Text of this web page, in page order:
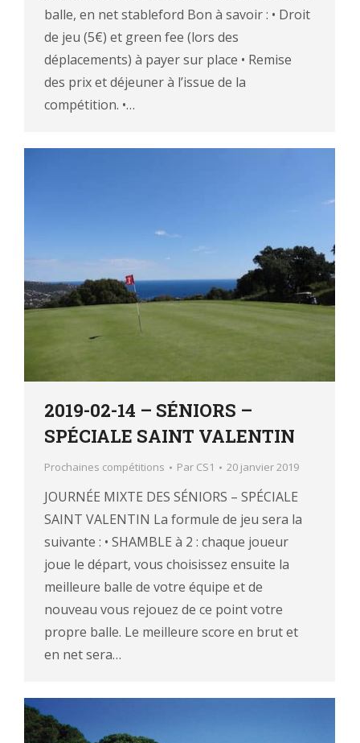
balle, en net stableford Bon à savoir : • Droit
de jeu (5€) et green fee (lors des
déplacements) à payer sur place • Remise
des prix et déjeuner à l’issue de la
compétition. •…
2019-02-14 – SÉNIORS –
SPÉCIALE SAINT VALENTIN
Prochaines compétitions Par CS1 20 janvier 2019
JOURNÉE MIXTE DES SÉNIORS – SPÉCIALE
SAINT VALENTIN La formule de jeu sera la
suivante : • SHAMBLE à 2 : chaque joueur
joue le départ, vous choisissez ensuite la
meilleure balle de votre équipe et de
nouveau vous rejouez de ce point votre
propre balle. Le meilleure score en brut et
en net sera…